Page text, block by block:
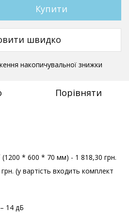
Купити
швидко
накопичувальної знижки
Порівняти
(1200 * 600 * 70 мм) - 1 818,30 грн.
(у вартість входить комплект
14 дБ